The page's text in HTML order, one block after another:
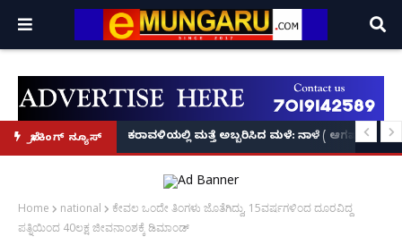
ಬ್ರೇಕಿಂಗ್ ನ್ಯೂಸ್‘ಭಕ್ತ ಪ್ರಹ್ಲಾದ’, ‘ಹೇ ರಾಮ್’!
ಕರಾವಳಿಯಲ್ಲಿ ಮತ್ತೆ ಅಬ್ಬರಿಸಿದ ಮಳೆ: ನಾಳೆ ( ಆಗಷ್ಟ್ 8)
Home national
ಕೇವಲ ಒಂದೇ ತಿಂಗಳು ಜೊತೆಗಿದ್ದು, 15ವರ್ಷಗಳಿಂದ ದೂರವಿದ್ದ
ಪತ್ನಿಯಿಂದ 40ಲಕ್ಷ ಜೀವನಾಂಶಕ್ಕೆ ಡಿಮಾಂಡ್